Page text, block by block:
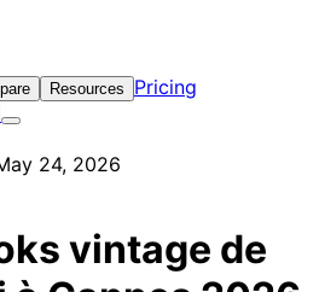
Resources
Pricing
24, 2026
vintage de